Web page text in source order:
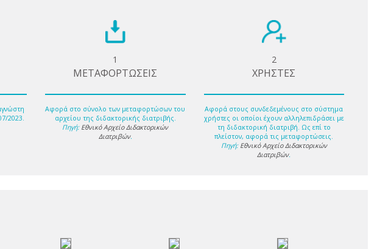
2023.
1
ΜΕΤΑΦΟΡΤΩΣΕΙΣ
Αφορά στο σύνολο των μεταφορτώσων του
αρχείου της διδακτορικής διατριβής.
Πηγή: Εθνικό Αρχείο Διδακτορικών
Διατριβών.
2
ΧΡΗΣΤΕΣ
Αφορά στους συνδεδεμένους στο σύστημα
χρήστες οι οποίοι έχουν αλληλεπιδράσει με
τη διδακτορική διατριβή. Ως επί το
πλείστον, αφορά τις μεταφορτώσεις.
Πηγή: Εθνικό Αρχείο Διδακτορικών
Διατριβών.